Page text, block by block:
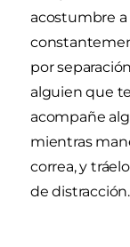
acostumbre a
por
alguien que
acompañe
mientras
correa, y
de distracción.